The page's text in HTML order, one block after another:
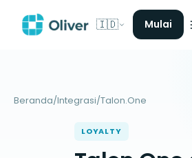
🇮🇩 Mulai
Beranda/Integrasi/Talon.One
LOYALTY